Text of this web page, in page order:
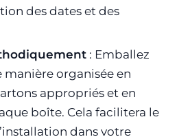
des dates et des
: Emballez
manière organisée en
appropriés et en
boîte. Cela facilitera le
dans votre